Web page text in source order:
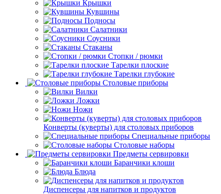
Крышки
Кувшины
Подносы
Салатники
Соусники
Стаканы
Стопки / рюмки
Тарелки плоские
Тарелки глубокие
Столовые приборы
Вилки
Ложки
Ножи
Конверты (куверты) для столовых приборов
Специальные приборы
Столовые наборы
Предметы сервировки
Баранчики клоши
Блюда
Диспенсеры для напитков и продуктов